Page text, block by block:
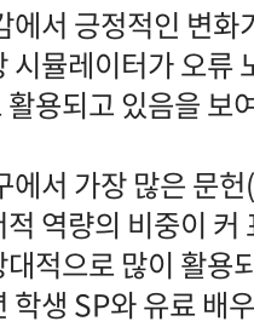
서 긍정적인 변화
시뮬레이터가 오류
용되고 있음을 보
에서 가장 많은 문
역량의 비중이
대적으로 많이 활
학생 SP와 유료 배